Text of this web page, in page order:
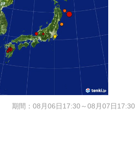
期間：08月06日17:30～08月07日17:30